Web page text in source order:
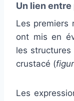
Un lien
Les premiers
ont mis en
les structures
crustacé (
Les